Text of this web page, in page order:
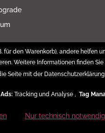
Preise inkl. gesetzl. Mehrwertsteuer
den Warenkorb), andere helfen
Weitere Informationen finden
Seite mit der
Tracking und Analyse , Tag
Nur technisch